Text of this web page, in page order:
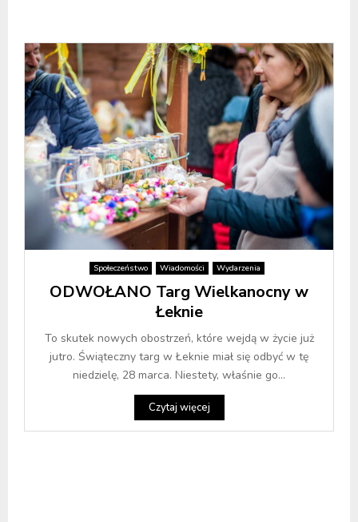
Społeczeństwo Wiadomości Wydarzenia
ODWOŁANO Targ Wielkanocny w
Łeknie
To skutek nowych obostrzeń, które wejdą w życie już
jutro. Świąteczny targ w Łeknie miał się odbyć w tę
niedzielę, 28 marca. Niestety, właśnie go...
Czytaj więcej